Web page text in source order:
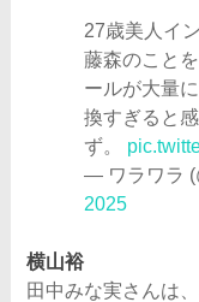
27歳美人イ
藤森のこと
ールが大量
換すぎると
ず。
— ワラワラ
2025
横山裕
田中みな実さんは